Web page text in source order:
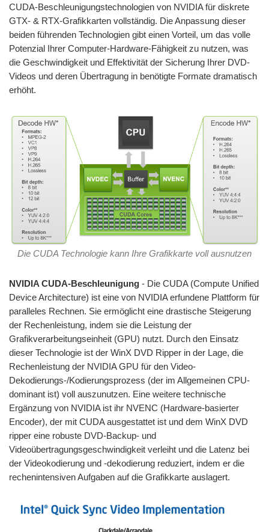
CUDA-Beschleunigungstechnologien von NVIDIA für diskrete
GTX- & RTX-Grafikkarten vollständig. Die Anpassung dieser
beiden führenden Technologien gibt einen Vorteil, um das volle
Potenzial Ihrer Computer-Hardware-Fähigkeit zu nutzen, was
die Geschwindigkeit und Effektivität der Sicherung Ihrer DVD-
Videos und deren Übertragung in benötigte Formate dramatisch
erhöht.
Die CUDA Technologie kann Ihre Grafikkarte voll ausnutzen
NVIDIA CUDA-Beschleunigung - Die CUDA (Compute Unified
Device Architecture) ist eine von NVIDIA erfundene Plattform für
paralleles Rechnen. Sie ermöglicht eine drastische Steigerung
der Rechenleistung, indem sie die Leistung der
Grafikverarbeitungseinheit (GPU) nutzt. Durch den Einsatz
dieser Technologie ist der WinX DVD Ripper in der Lage, die
Rechenleistung der NVIDIA GPU für den Video-
Dekodierungs-/Kodierungsprozess (der im Allgemeinen CPU-
dominant ist) voll auszunutzen. Eine weitere technische
Ergänzung von NVIDIA ist ihr NVENC (Hardware-basierter
Encoder), der mit CUDA ausgestattet ist und dem WinX DVD
ripper eine robuste DVD-Backup- und
Videoübertragungsgeschwindigkeit verleiht und die Latenz bei
der Videokodierung und -dekodierung reduziert, indem er die
rechenintensiven Aufgaben auf die Grafikkarte auslagert.